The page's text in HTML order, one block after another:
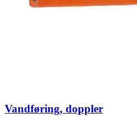
Vandføring, doppler